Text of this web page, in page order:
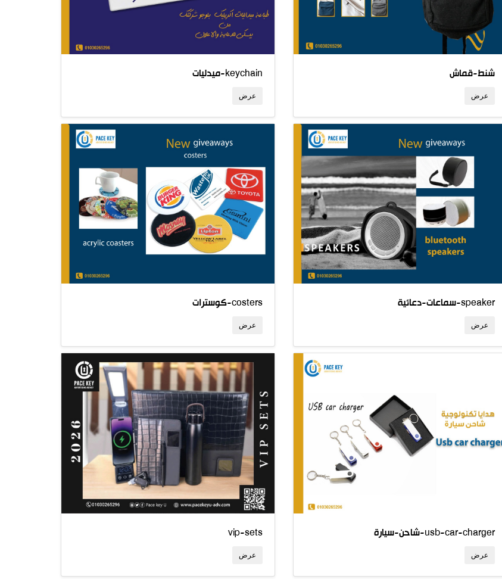
ميدليات-keychain
عرض
شنط-قماش
عرض
كوسترات-costers
عرض
سماعات-دعائية-speaker
عرض
vip-sets
عرض
شاحن-سيارة-usb-car-charger
عرض